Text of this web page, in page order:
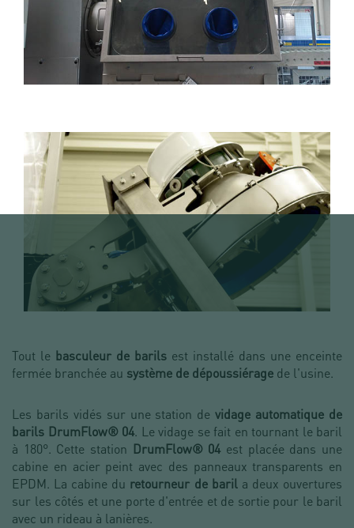
Tout le basculeur de barils est installé dans une enceinte
fermée branchée au système de dépoussiérage de l'usine.
Les barils vidés sur une station devidage automatique de
barils DrumFlow® 04. Le vidage se fait en tournant le baril
à 180°. Cette station DrumFlow® 04 est placée dans une
cabine en acier peint avec des panneaux transparents en
EPDM. La cabine du retourneur de barila deux ouvertures
sur les côtés et une porte d'entrée et de sortie pour le baril
avec un rideau à lanières.